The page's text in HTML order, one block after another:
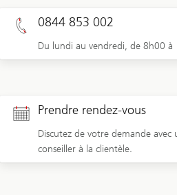
0844 853 002
Du lundi au vendredi, de 8h00 à
Prendre rendez-vous
Discutez de votre demande avec
conseiller à la clientèle.